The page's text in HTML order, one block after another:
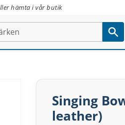
hämta i vår butik
Singing
leather)